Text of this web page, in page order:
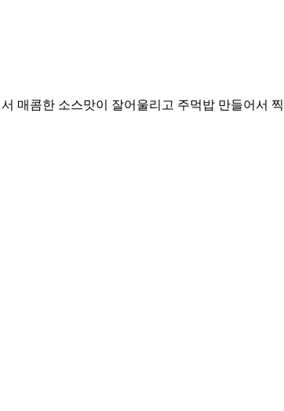
매콤한 소스맛이 잘어울리고 주먹밥 만들어서